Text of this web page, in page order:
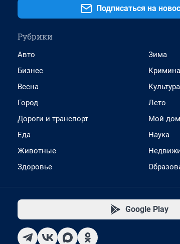
Подписаться на
Рубрики
Авто
Бизнес
Весна
Город
Дороги и транспорт
Еда
Животные
Здоровье
Зима
Культура
Лето
Мой дом
Наука
Google Play